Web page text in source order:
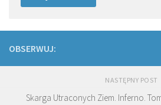
OBSERWUJ:
NASTĘPNY POST
Skarga Utraconych Ziem. Inferno.